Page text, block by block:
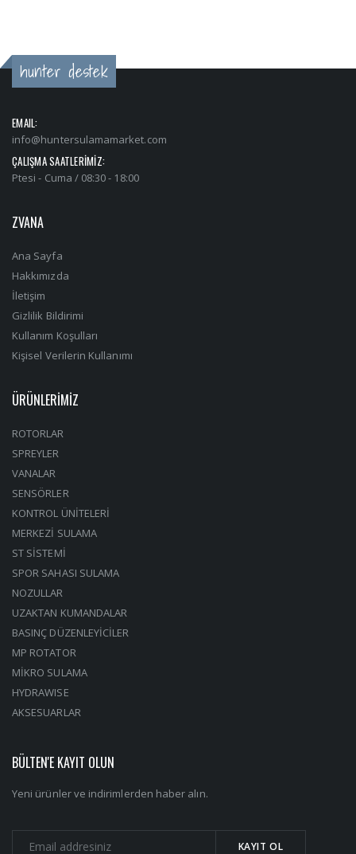
hunter destek
EMAIL:
info@huntersulamamarket.com
ÇALIŞMA SAATLERİMİZ:
Ptesi - Cuma / 08:30 - 18:00
ZVANA
Ana Sayfa
Hakkımızda
İletişim
Gizlilik Bildirimi
Kullanım Koşulları
Kişisel Verilerin Kullanımı
ÜRÜNLERİMİZ
ROTORLAR
SPREYLER
VANALAR
SENSÖRLER
KONTROL ÜNİTELERİ
MERKEZİ SULAMA
ST SİSTEMİ
SPOR SAHASI SULAMA
NOZULLAR
UZAKTAN KUMANDALAR
BASINÇ DÜZENLEYİCİLER
MP ROTATOR
MİKRO SULAMA
HYDRAWISE
AKSESUARLAR
BÜLTEN'E KAYIT OLUN
Yeni ürünler ve indirimlerden haber alın.